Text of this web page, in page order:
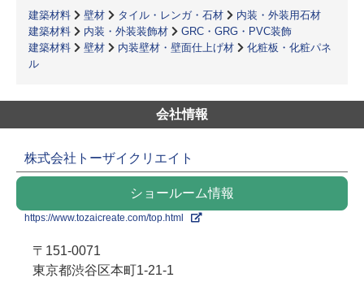
建築材料 壁材 タイル・レンガ・石材
内装・外装用石材
建築材料
内装・外装装飾材
GRC・GRG・PVC装飾
建築材料
壁材 内装壁材・壁面仕上げ材
化粧板・化粧パネ
ル
会社情報
株式会社トーザイクリエイト
ショールーム情報
https://www.tozaicreate.com/top.html
〒151-0071
東京都渋谷区本町1-21-1